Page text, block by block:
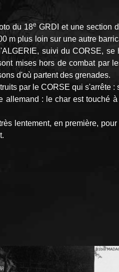
du 18e GRDI et une section
m plus loin sur une autre
suivi du CORSE,
mises hors de combat par
d'où partent des grenades.
par le CORSE qui
: le char est touché
lentement, en première,